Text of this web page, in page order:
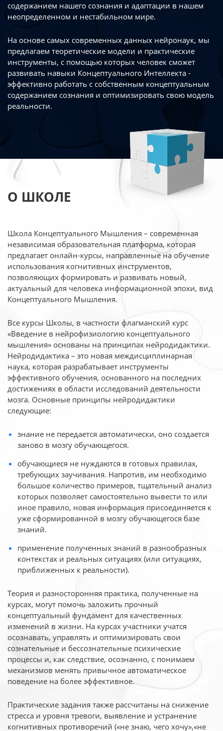
содержанием нашего сознания и адаптации в нашем
неопределенном и нестабильном мире.
На основе самых современных данных нейронаук, мы
предлагаем теоретические модели и практические
инструменты, с помощью которых человек сможет
развивать навыки Концептуального Интеллекта -
эффективно работать с собственным концептуальным
содержанием сознания и оптимизировать свою модель
реальности.
О ШКОЛЕ
Школа Концептуального Мышления – современная
независимая образовательная платформа, которая
предлагает онлайн-курсы, направленные на обучение
использования когнитивных инструментов,
позволяющих формировать и развивать новый,
актуальный для человека информационной эпохи, вид
Концептуального Мышления.
Все курсы Школы, в частности флагманский курс
«Введение в нейрофизиологию концептуального
мышления» основаны на принципах нейродидактики.
Нейродидактика – это новая междисциплинарная
наука, которая разрабатывает инструменты
эффективного обучения, основанного на последних
достижениях в области исследований деятельности
мозга. Основные принципы нейродидактики
следующие:
знание не передается автоматически, оно создается
заново в мозгу обучающегося.
обучающиеся не нуждаются в готовых правилах,
требующих заучивания. Напротив, им необходимо
большое количество примеров, тщательный анализ
которых позволяет самостоятельно вывести то или
иное правило, новая информация присоединяется к
уже сформированной в мозгу обучающегося базе
знаний.
применение полученных знаний в разнообразных
контекстах и реальных ситуациях (или ситуациях,
приближенных к реальности).
Теория и разносторонняя практика, полученные на
курсах, могут помочь заложить прочный
концептуальный фундамент для качественных
изменений в жизни. На курсах участники учатся
осознавать, управлять и оптимизировать свои
сознательные и бессознательные психические
процессы и, как следствие, осознанно, с понимаем
механизмов менять привычное автоматическое
поведение на более эффективное.
Практические задания также рассчитаны на снижение
стресса и уровня тревоги, выявление и устранение
когнитивных противоречий («не знаю, чего хочу»,«не